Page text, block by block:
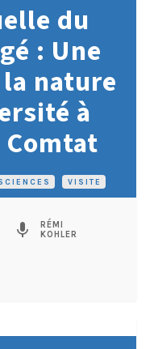
VISITE
du
: Une
nature
à
mic
RÉMI
KOHLER